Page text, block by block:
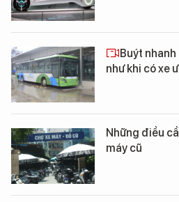
Buýt
như khi có xe
Những điều
máy cũ